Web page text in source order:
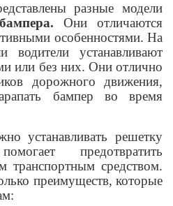
разные модели
Они отличаются
особенностями. На
водители устанавливают
или без них. Они отлично
дорожного движения,
бампер во время
устанавливать решетку
предотвратить
транспортным средством.
преимуществ, которые